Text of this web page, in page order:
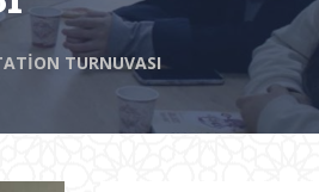
TURNUVASI